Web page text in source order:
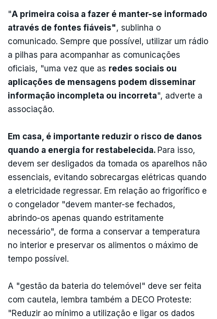
"A primeira coisa a fazer é manter-se informado
através de fontes fiáveis", sublinha o
comunicado. Sempre que possível, utilizar um rádio
a pilhas para acompanhar as comunicações
oficiais, "uma vez que as redes sociais ou
aplicações de mensagens podem disseminar
informação incompleta ou incorreta", adverte a
associação.
Em casa, é importante reduzir o risco de danos
quando a energia for restabelecida. Para isso,
devem ser desligados da tomada os aparelhos não
essenciais, evitando sobrecargas elétricas quando
a eletricidade regressar. Em relação ao frigorífico e
o congelador "devem manter-se fechados,
abrindo-os apenas quando estritamente
necessário", de forma a conservar a temperatura
no interior e preservar os alimentos o máximo de
tempo possível.
A "gestão da bateria do telemóvel" deve ser feita
com cautela, lembra também a DECO Proteste:
"Reduzir ao mínimo a utilização e ligar os dados